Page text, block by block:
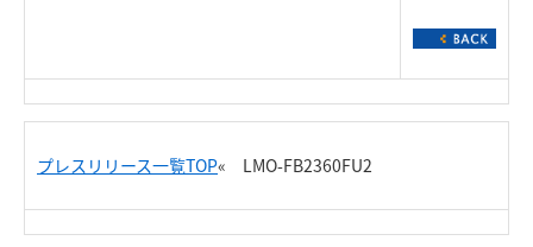
プレスリリース一覧TOP« LMO-FB2360FU2